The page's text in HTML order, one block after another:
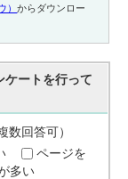
）からダウンロー
ケートを行って
数回答可）
ページを
多い